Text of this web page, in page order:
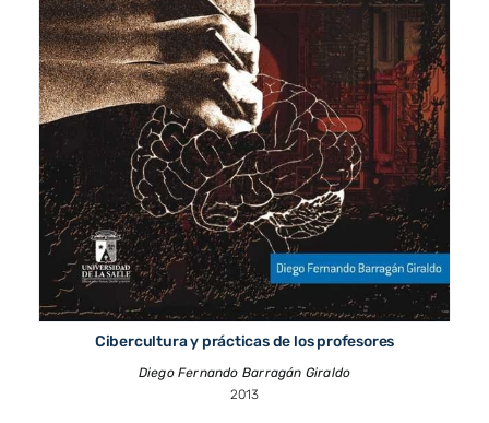
Cibercultura y prácticas de los profesores
Diego Fernando Barragán Giraldo
2013